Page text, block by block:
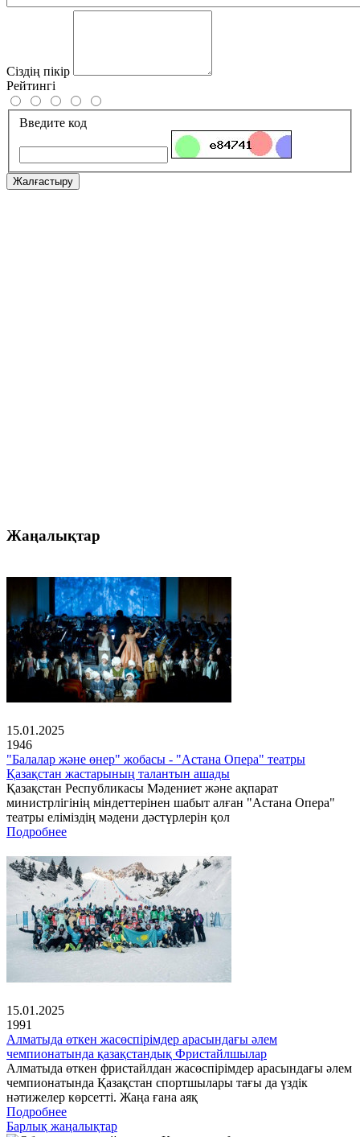
Сіздің пікір
Рейтингі
Введите код
Жалғастыру
Жаңалықтар
15.01.2025
1946
"Балалар және өнер" жобасы - "Астана Опера" театры
Қазақстан жастарының талантын ашады
Қазақстан Республикасы Мәдениет және ақпарат
министрлігінің міндеттерінен шабыт алған "Астана Опера"
театры еліміздің мәдени дәстүрлерін қол
Подробнее
15.01.2025
1991
Алматыда өткен жасөспірімдер арасындағы әлем
чемпионатында қазақстандық Фристайлшылар
Алматыда өткен фристайлдан жасөспірімдер арасындағы әлем
чемпионатында Қазақстан спортшылары тағы да үздік
нәтижелер көрсетті. Жаңа ғана аяқ
Подробнее
Барлық жаңалықтар